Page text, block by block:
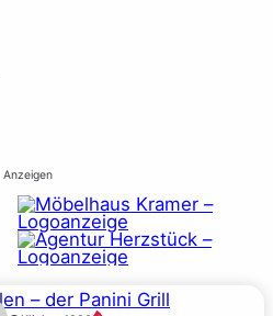
Anzeigen